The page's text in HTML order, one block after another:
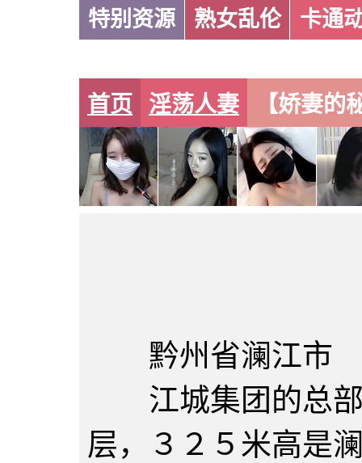
特别资源
熟女乱伦 卡通
首页 淫荡人妻 【娇妻的
黔州省澜江市
江城集团的总部
层，３２５米高是